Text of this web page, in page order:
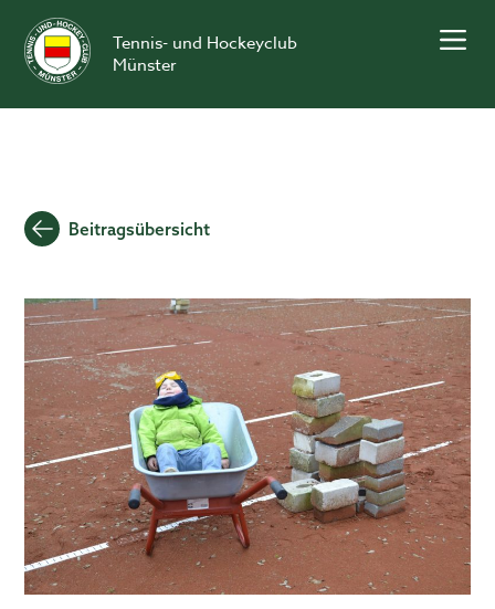
content
Tennis- und Hockeyclub
Münster
Beitragsübersicht